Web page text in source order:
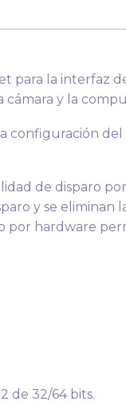
la interfaz
y la
configuración
de disparo
y se eliminan
por hardware
de 32/64 bits.